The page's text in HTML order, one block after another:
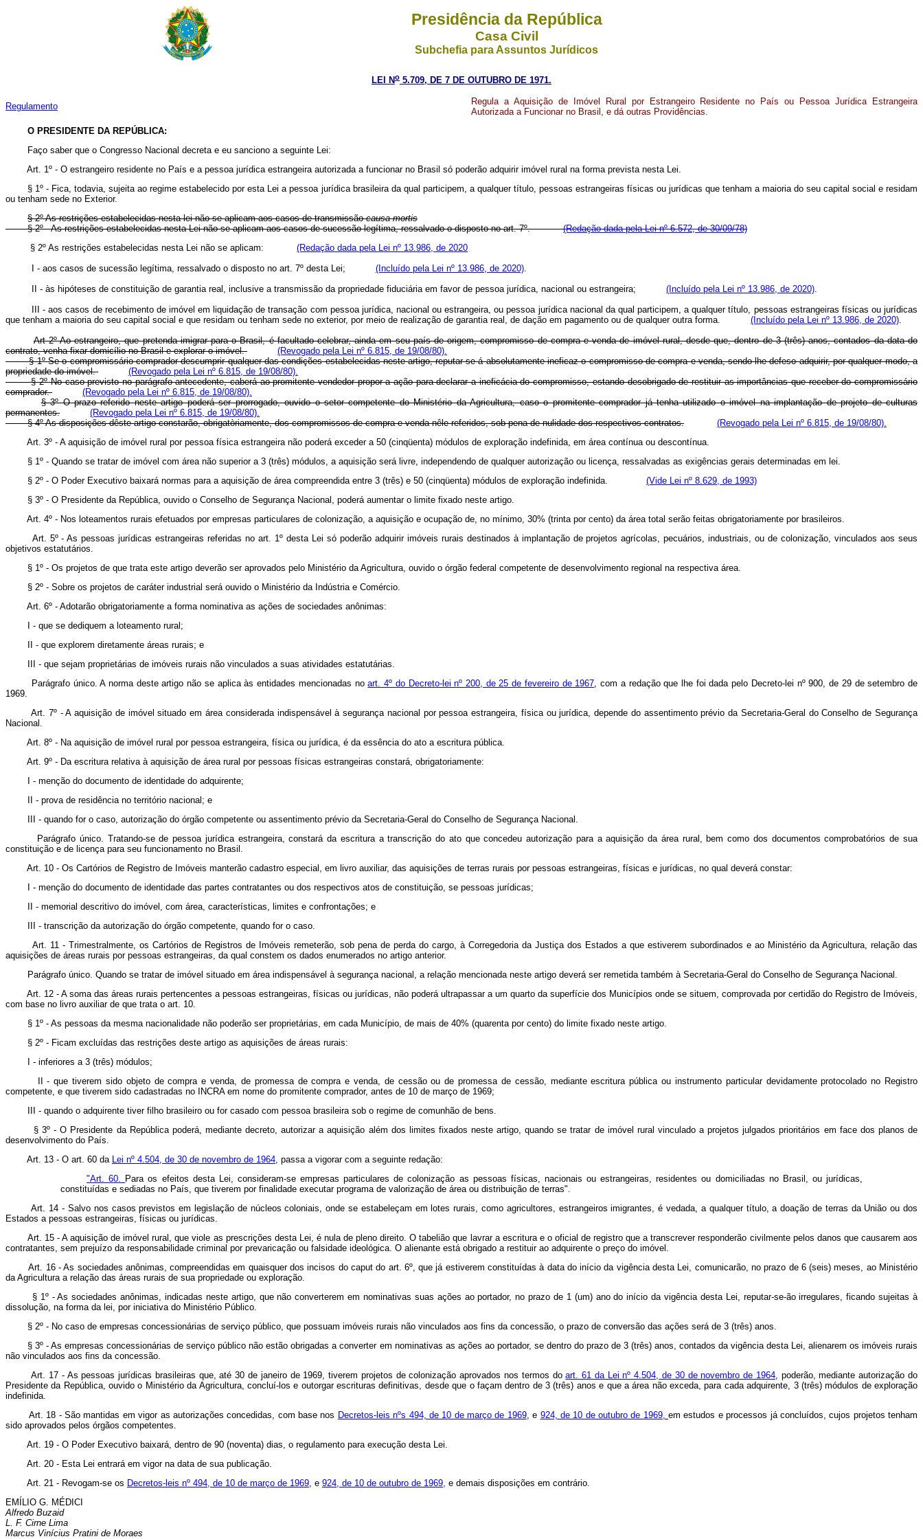
Presidência da República
Casa Civil
Subchefia para Assuntos Jurídicos
LEI No 5.709, DE 7 DE OUTUBRO DE 1971.
Regulamento
Regula a Aquisição de Imóvel Rural por Estrangeiro Residente no País ou Pessoa Jurídica Estrangeira
Autorizada a Funcionar no Brasil, e dá outras Providências.
O PRESIDENTE DA REPÚBLICA:
Faço saber que o Congresso Nacional decreta e eu sanciono a seguinte Lei:
Art. 1º - O estrangeiro residente no País e a pessoa jurídica estrangeira autorizada a funcionar no Brasil só poderão adquirir imóvel rural na forma prevista nesta Lei.
§ 1º - Fica, todavia, sujeita ao regime estabelecido por esta Lei a pessoa jurídica brasileira da qual participem, a qualquer título, pessoas estrangeiras físicas ou jurídicas que tenham a maioria do seu capital social e residam
ou tenham sede no Exterior.
§ 2º As restrições estabelecidas nesta lei não se aplicam aos casos de transmissãocausa mortis
§ 2º - As restrições estabelecidas nesta Lei não se aplicam aos casos de sucessão legítima, ressalvado o disposto no art. 7º.(Redação dada pela Lei nº 6.572, de 30/09/78)
§ 2º As restrições estabelecidas nesta Lei não se aplicam:
(Redação dada pela Lei nº 13.986, de 2020
I - aos casos de sucessão legítima, ressalvado o disposto no art. 7º desta Lei;
(Incluído pela Lei nº 13.986, de 2020).
II - às hipóteses de constituição de garantia real, inclusive a transmissão da propriedade fiduciária em favor de pessoa jurídica, nacional ou estrangeira;
(Incluído pela Lei nº 13.986, de 2020).
III - aos casos de recebimento de imóvel em liquidação de transação com pessoa jurídica, nacional ou estrangeira, ou pessoa jurídica nacional da qual participem, a qualquer título, pessoas estrangeiras físicas ou jurídicas
que tenham a maioria do seu capital social e que residam ou tenham sede no exterior, por meio de realização de garantia real, de dação em pagamento ou de qualquer outra forma.
(Incluído pela Lei nº 13.986, de 2020).
Art 2º Ao estrangeiro, que pretenda imigrar para o Brasil, é facultado celebrar, ainda em seu país de origem, compromisso de compra e venda de imóvel rural, desde que, dentro de 3 (três) anos, contados da data do
contrato, venha fixar domicílio no Brasil e explorar o imóvel.
(Revogado pela Lei nº 6.815, de 19/08/80).
§ 1º Se o compromissário comprador descumprir qualquer das condições estabelecidas neste artigo, reputar-se-á absolutamente ineficaz o compromisso de compra e venda, sendo-lhe defeso adquirir, por qualquer modo, a
propriedade do imóvel.
(Revogado pela Lei nº 6.815, de 19/08/80).
§ 2º No caso previsto no parágrafo antecedente, caberá ao promitente vendedor propor a ação para declarar a ineficácia do compromisso, estando desobrigado de restituir as importâncias que receber do compromissário
comprador.
(Revogado pela Lei nº 6.815, de 19/08/80).
§ 3º O prazo referido neste artigo poderá ser prorrogado, ouvido o setor competente do Ministério da Agricultura, caso o promitente comprador já tenha utilizado o imóvel na implantação de projeto de culturas
permanentes.
(Revogado pela Lei nº 6.815, de 19/08/80).
§ 4º As disposições dêste artigo constarão, obrigatòriamente, dos compromissos de compra e venda nêle referidos, sob pena de nulidade dos respectivos contratos.
(Revogado pela Lei nº 6.815, de 19/08/80).
Art. 3º - A aquisição de imóvel rural por pessoa física estrangeira não poderá exceder a 50 (cinqüenta) módulos de exploração indefinida, em área contínua ou descontínua.
§ 1º - Quando se tratar de imóvel com área não superior a 3 (três) módulos, a aquisição será livre, independendo de qualquer autorização ou licença, ressalvadas as exigências gerais determinadas em lei.
§ 2º - O Poder Executivo baixará normas para a aquisição de área compreendida entre 3 (três) e 50 (cinqüenta) módulos de exploração indefinida. (Vide Lei nº 8.629, de 1993)
§ 3º - O Presidente da República, ouvido o Conselho de Segurança Nacional, poderá aumentar o limite fixado neste artigo.
Art. 4º - Nos loteamentos rurais efetuados por empresas particulares de colonização, a aquisição e ocupação de, no mínimo, 30% (trinta por cento) da área total serão feitas obrigatoriamente por brasileiros.
Art. 5º - As pessoas jurídicas estrangeiras referidas no art. 1º desta Lei só poderão adquirir imóveis rurais destinados à implantação de projetos agrícolas, pecuários, industriais, ou de colonização, vinculados aos seus
objetivos estatutários.
§ 1º - Os projetos de que trata este artigo deverão ser aprovados pelo Ministério da Agricultura, ouvido o órgão federal competente de desenvolvimento regional na respectiva área.
§ 2º - Sobre os projetos de caráter industrial será ouvido o Ministério da Indústria e Comércio.
Art. 6º - Adotarão obrigatoriamente a forma nominativa as ações de sociedades anônimas:
I - que se dediquem a loteamento rural;
II - que explorem diretamente áreas rurais; e
III - que sejam proprietárias de imóveis rurais não vinculados a suas atividades estatutárias.
Parágrafo único. A norma deste artigo não se aplica às entidades mencionadas noart. 4º do Decreto-lei nº 200, de 25 de fevereiro de 1967, com a redação que lhe foi dada pelo Decreto-lei nº 900, de 29 de setembro de
1969.
Art. 7º - A aquisição de imóvel situado em área considerada indispensável à segurança nacional por pessoa estrangeira, física ou jurídica, depende do assentimento prévio da Secretaria-Geral do Conselho de Segurança
Nacional.
Art. 8º - Na aquisição de imóvel rural por pessoa estrangeira, física ou jurídica, é da essência do ato a escritura pública.
Art. 9º - Da escritura relativa à aquisição de área rural por pessoas físicas estrangeiras constará, obrigatoriamente:
I - menção do documento de identidade do adquirente;
II - prova de residência no território nacional; e
III - quando for o caso, autorização do órgão competente ou assentimento prévio da Secretaria-Geral do Conselho de Segurança Nacional.
Parágrafo único. Tratando-se de pessoa jurídica estrangeira, constará da escritura a transcrição do ato que concedeu autorização para a aquisição da área rural, bem como dos documentos comprobatórios de sua
constituição e de licença para seu funcionamento no Brasil.
Art. 10 - Os Cartórios de Registro de Imóveis manterão cadastro especial, em livro auxiliar, das aquisições de terras rurais por pessoas estrangeiras, físicas e jurídicas, no qual deverá constar:
I - menção do documento de identidade das partes contratantes ou dos respectivos atos de constituição, se pessoas jurídicas;
II - memorial descritivo do imóvel, com área, características, limites e confrontações; e
III - transcrição da autorização do órgão competente, quando for o caso.
Art. 11 - Trimestralmente, os Cartórios de Registros de Imóveis remeterão, sob pena de perda do cargo, à Corregedoria da Justiça dos Estados a que estiverem subordinados e ao Ministério da Agricultura, relação das
aquisições de áreas rurais por pessoas estrangeiras, da qual constem os dados enumerados no artigo anterior.
Parágrafo único. Quando se tratar de imóvel situado em área indispensável à segurança nacional, a relação mencionada neste artigo deverá ser remetida também à Secretaria-Geral do Conselho de Segurança Nacional.
Art. 12 - A soma das áreas rurais pertencentes a pessoas estrangeiras, físicas ou jurídicas, não poderá ultrapassar a um quarto da superfície dos Municípios onde se situem, comprovada por certidão do Registro de Imóveis,
com base no livro auxiliar de que trata o art. 10.
§ 1º - As pessoas da mesma nacionalidade não poderão ser proprietárias, em cada Município, de mais de 40% (quarenta por cento) do limite fixado neste artigo.
§ 2º - Ficam excluídas das restrições deste artigo as aquisições de áreas rurais:
I - inferiores a 3 (três) módulos;
II - que tiverem sido objeto de compra e venda, de promessa de compra e venda, de cessão ou de promessa de cessão, mediante escritura pública ou instrumento particular devidamente protocolado no Registro
competente, e que tiverem sido cadastradas no INCRA em nome do promitente comprador, antes de 10 de março de 1969;
III - quando o adquirente tiver filho brasileiro ou for casado com pessoa brasileira sob o regime de comunhão de bens.
§ 3º - O Presidente da República poderá, mediante decreto, autorizar a aquisição além dos limites fixados neste artigo, quando se tratar de imóvel rural vinculado a projetos julgados prioritários em face dos planos de
desenvolvimento do País.
Art. 13 - O art. 60 da Lei nº 4.504, de 30 de novembro de 1964, passa a vigorar com a seguinte redação:
"Art. 60. Para os efeitos desta Lei, consideram-se empresas particulares de colonização as pessoas físicas, nacionais ou estrangeiras, residentes ou domiciliadas no Brasil, ou jurídicas,
constituídas e sediadas no País, que tiverem por finalidade executar programa de valorização de área ou distribuição de terras".
Art. 14 - Salvo nos casos previstos em legislação de núcleos coloniais, onde se estabeleçam em lotes rurais, como agricultores, estrangeiros imigrantes, é vedada, a qualquer título, a doação de terras da União ou dos
Estados a pessoas estrangeiras, físicas ou jurídicas.
Art. 15 - A aquisição de imóvel rural, que viole as prescrições desta Lei, é nula de pleno direito. O tabelião que lavrar a escritura e o oficial de registro que a transcrever responderão civilmente pelos danos que causarem aos
contratantes, sem prejuízo da responsabilidade criminal por prevaricação ou falsidade ideológica. O alienante está obrigado a restituir ao adquirente o preço do imóvel.
Art. 16 - As sociedades anônimas, compreendidas em quaisquer dos incisos do caput do art. 6º, que já estiverem constituídas à data do início da vigência desta Lei, comunicarão, no prazo de 6 (seis) meses, ao Ministério
da Agricultura a relação das áreas rurais de sua propriedade ou exploração.
§ 1º - As sociedades anônimas, indicadas neste artigo, que não converterem em nominativas suas ações ao portador, no prazo de 1 (um) ano do início da vigência desta Lei, reputar-se-ão irregulares, ficando sujeitas à
dissolução, na forma da lei, por iniciativa do Ministério Público.
§ 2º - No caso de empresas concessionárias de serviço público, que possuam imóveis rurais não vinculados aos fins da concessão, o prazo de conversão das ações será de 3 (três) anos.
§ 3º - As empresas concessionárias de serviço público não estão obrigadas a converter em nominativas as ações ao portador, se dentro do prazo de 3 (três) anos, contados da vigência desta Lei, alienarem os imóveis rurais
não vinculados aos fins da concessão.
Art. 17 - As pessoas jurídicas brasileiras que, até 30 de janeiro de 1969, tiverem projetos de colonização aprovados nos termos doart. 61 da Lei nº 4.504, de 30 de novembro de 1964, poderão, mediante autorização do
Presidente da República, ouvido o Ministério da Agricultura, concluí-los e outorgar escrituras definitivas, desde que o façam dentro de 3 (três) anos e que a área não exceda, para cada adquirente, 3 (três) módulos de exploração
indefinida.
Art. 18 - São mantidas em vigor as autorizações concedidas, com base nos Decretos-leis nºs 494, de 10 de março de 1969, e 924, de 10 de outubro de 1969,em estudos e processos já concluídos, cujos projetos tenham
sido aprovados pelos órgãos competentes.
Art. 19 - O Poder Executivo baixará, dentro de 90 (noventa) dias, o regulamento para execução desta Lei.
Art. 20 - Esta Lei entrará em vigor na data de sua publicação.
Art. 21 - Revogam-se os Decretos-leis nº 494, de 10 de março de 1969, e 924, de 10 de outubro de 1969, e demais disposições em contrário.
EMÍLIO G. MÉDICI
Alfredo Buzaid
L. F. Cirne Lima
Marcus Vinícius Pratini de Moraes